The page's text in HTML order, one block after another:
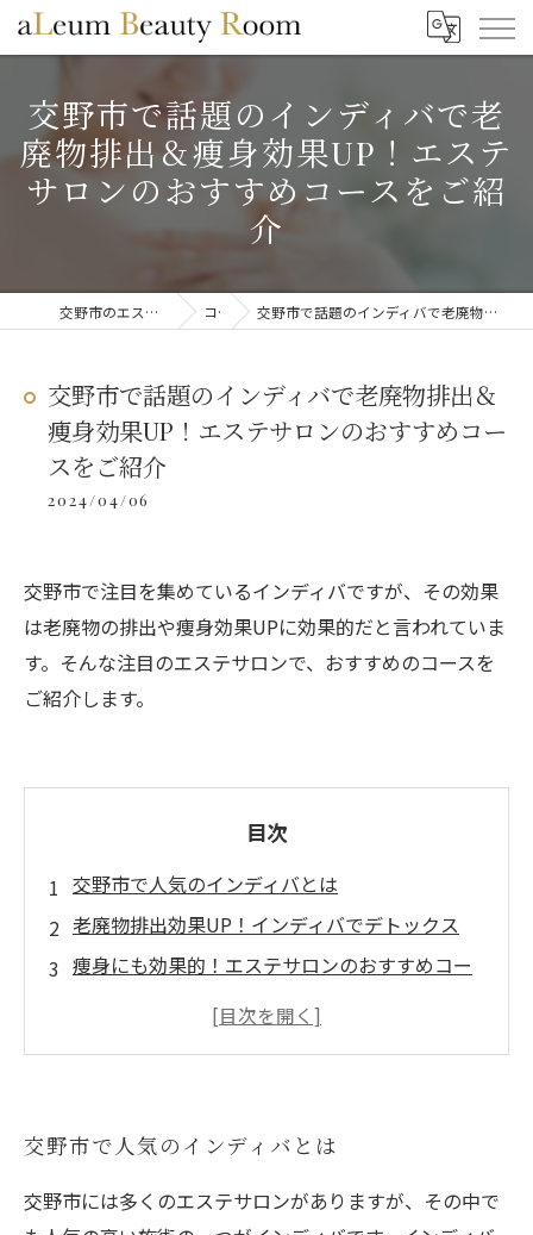
交野市で話題のインディバで老
廃物排出＆痩身効果UP！エステ
サロンのおすすめコースをご紹
介
交野市のエステならaLeum Beauty Room コラム 交野市で話題のインディバで老廃物排出＆痩身効果UP！エステサロンのおすすめコースをご紹介
交野市で話題のインディバで老廃物排出＆
痩身効果UP！エステサロンのおすすめコー
スをご紹介
2024/04/06
交野市で注目を集めているインディバですが、その効果
は老廃物の排出や痩身効果UPに効果的だと言われていま
す。そんな注目のエステサロンで、おすすめのコースを
ご紹介します。
目次
交野市で人気のインディバとは
老廃物排出効果UP！インディバでデトックス
痩身にも効果的！エステサロンのおすすめコー
交野市で人気のインディバとは
交野市には多くのエステサロンがありますが、その中で